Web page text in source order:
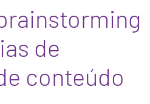
de
conteúdo